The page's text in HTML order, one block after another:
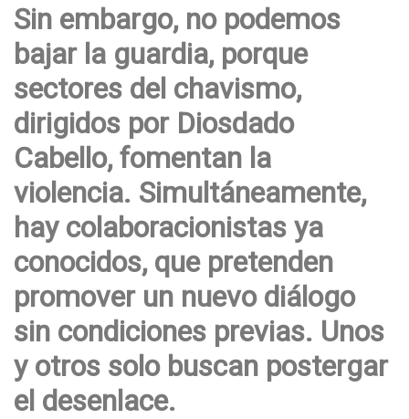
Sin embargo, no podemos
bajar la guardia, porque
sectores del chavismo,
dirigidos por Diosdado
Cabello, fomentan la
violencia. Simultáneamente,
hay colaboracionistas ya
conocidos, que pretenden
promover un nuevo diálogo
sin condiciones previas. Unos
y otros solo buscan postergar
el desenlace.